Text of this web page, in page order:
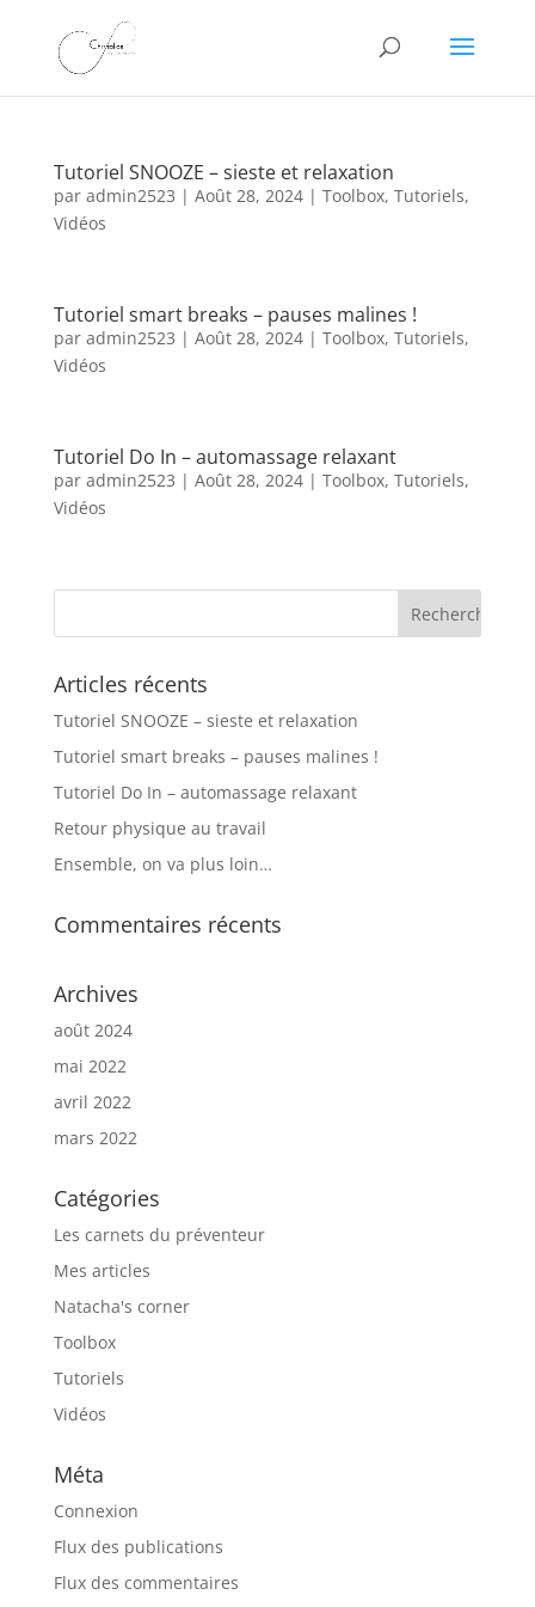
Tutoriel SNOOZE – sieste et relaxation
par admin2523 | Août 28, 2024| Toolbox, Tutoriels,
Vidéos
Tutoriel smart breaks – pauses malines !
par admin2523 | Août 28, 2024| Toolbox, Tutoriels,
Vidéos
Tutoriel Do In – automassage relaxant
par admin2523 | Août 28, 2024| Toolbox, Tutoriels,
Vidéos
Articles récents
Tutoriel SNOOZE – sieste et relaxation
Tutoriel smart breaks – pauses malines !
Tutoriel Do In – automassage relaxant
Retour physique au travail
Ensemble, on va plus loin…
Commentaires récents
Archives
août 2024
mai 2022
avril 2022
mars 2022
Catégories
Les carnets du préventeur
Mes articles
Natacha's corner
Toolbox
Tutoriels
Vidéos
Méta
Connexion
Flux des publications
Flux des commentaires